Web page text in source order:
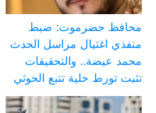
محافظ حضرموت: ضبط
منفذي اغتيال مراسل الحدث
محمد عيضة.. والتحقيقات
تثبت تورط خلية تتبع الحوثي